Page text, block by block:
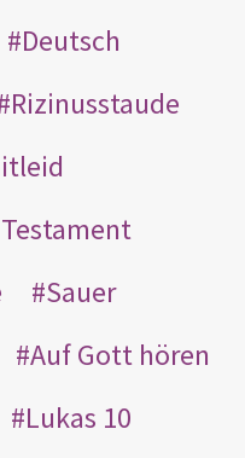
Deutsch
Rizinusstaude
Sauer
Auf Gott hören
Lukas 10